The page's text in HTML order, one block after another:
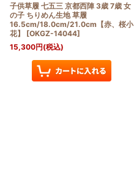
子供草履 七五三 京都西陣 3歳 7歳 女
の子 ちりめん生地 草履
16.5cm/18.0cm/21.0cm【赤、桜小
花】
[OKGZ-14044]
15,300円(税込)